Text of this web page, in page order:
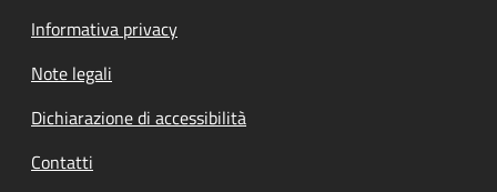
Informativa privacy
Note legali
Dichiarazione di accessibilità
Contatti